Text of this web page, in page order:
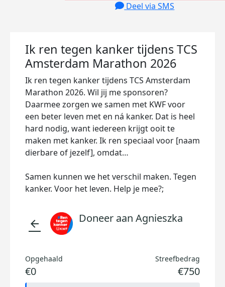
Deel via SMS
Ik ren tegen kanker tijdens TCS
Amsterdam Marathon 2026
Ik ren tegen kanker tijdens TCS Amsterdam
Marathon 2026. Wil jij me sponsoren?
Daarmee zorgen we samen met KWF voor
een beter leven met en ná kanker. Dat is heel
hard nodig, want iedereen krijgt ooit te
maken met kanker. Ik ren speciaal voor [naam
dierbare of jezelf], omdat…
Samen kunnen we het verschil maken. Tegen
kanker. Voor het leven. Help je mee?;
arrow_back Doneer aan Agnieszka
Opgehaald
€0
Streefbedrag
€750